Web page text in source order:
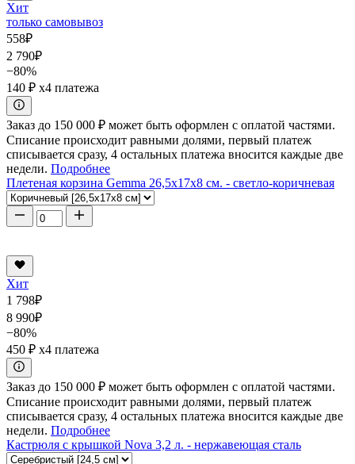
Хит
только самовывоз
558₽
2 790₽
−80%
140 ₽ x4 платежа
Заказ до 150 000 ₽ может быть оформлен с оплатой частями.
Списание происходит равными долями, первый платеж
списывается сразу, 4 остальных платежа вносится каждые две
недели. Подробнее
Плетеная корзина Gemma 26,5x17x8 см. - светло-коричневая
Хит
1 798₽
8 990₽
−80%
450 ₽ x4 платежа
Заказ до 150 000 ₽ может быть оформлен с оплатой частями.
Списание происходит равными долями, первый платеж
списывается сразу, 4 остальных платежа вносится каждые две
недели. Подробнее
Кастрюля с крышкой Nova 3,2 л. - нержавеющая сталь